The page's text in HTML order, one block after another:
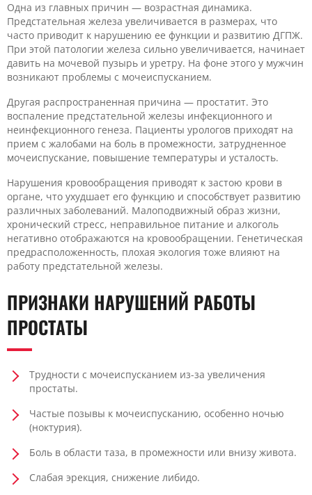
Одна из главных причин — возрастная динамика.
Предстательная железа увеличивается в размерах, что
часто приводит к нарушению ее функции и развитию ДГПЖ.
При этой патологии железа сильно увеличивается, начинает
давить на мочевой пузырь и уретру. На фоне этого у мужчин
возникают проблемы с мочеиспусканием.
Другая распространенная причина — простатит. Это
воспаление предстательной железы инфекционного и
неинфекционного генеза. Пациенты урологов приходят на
прием с жалобами на боль в промежности, затрудненное
мочеиспускание, повышение температуры и усталость.
Нарушения кровообращения приводят к застою крови в
органе, что ухудшает его функцию и способствует развитию
различных заболеваний. Малоподвижный образ жизни,
хронический стресс, неправильное питание и алкоголь
негативно отображаются на кровообращении. Генетическая
предрасположенность, плохая экология тоже влияют на
работу предстательной железы.
ПРИЗНАКИ НАРУШЕНИЙ РАБОТЫ
ПРОСТАТЫ
Трудности с мочеиспусканием из-за увеличения
простаты.
Частые позывы к мочеиспусканию, особенно ночью
(ноктурия).
Боль в области таза, в промежности или внизу живота.
Слабая эрекция, снижение либидо.